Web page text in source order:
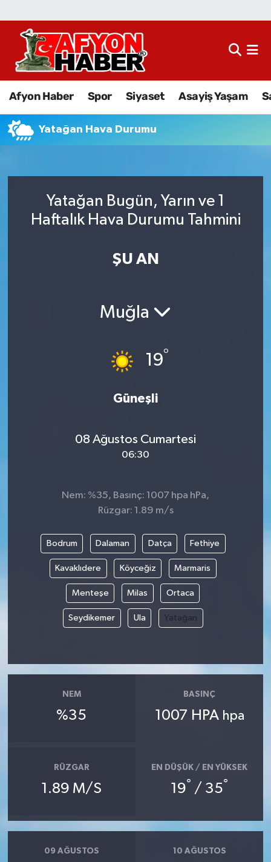
Afyon Haber Spor Siyaset Asayiş Yaşam
Yatağan Hava Durumu
Yatağan Bugün, Yarın ve 1
Haftalık Hava Durumu Tahmini
ŞU AN
Muğla
19°
Güneşli
08 Ağustos Cumartesi
06:30
Nem: %35, Basınç: 1007 hpa hPa,
Rüzgar: 1.89 m/s
Bodrum Dalaman Datça Fethiye
Kavaklıdere Köyceğiz Marmaris
Menteşe Milas Ortaca
Seydikemer Ula Yatağan
NEM
%35
BASINÇ
1007 HPA hpa
RÜZGAR
1.89 M/S
EN DÜŞÜK / EN YÜKSEK
19° / 35°
09 AĞUSTOS 10 AĞUSTOS
Afyon Haber
Asayiş Yaşam
Eğitim